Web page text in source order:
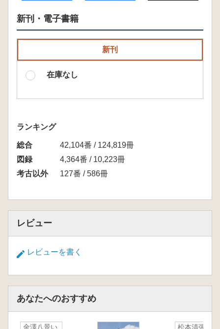
新刊・電子書籍
新刊
在庫なし
ランキング
総合
42,104番 / 124,819冊
図録
4,364番 / 10,223冊
考古以外
127番 / 586冊
レビュー
レビューを書く
あなたへのおすすめ
金澤八景い
松本清張展